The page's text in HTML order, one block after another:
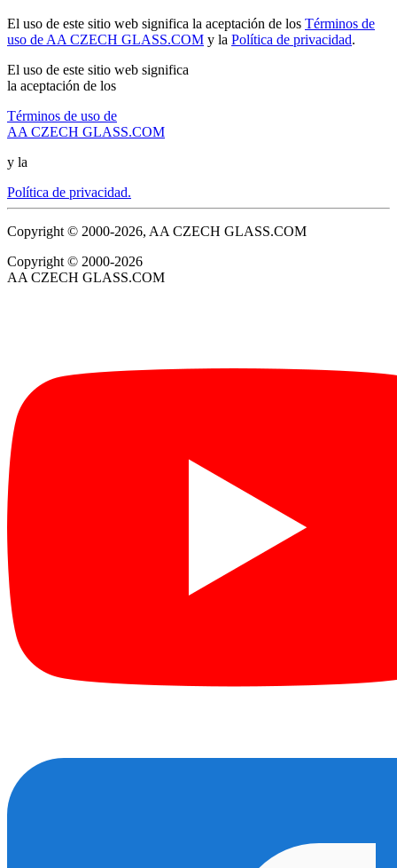
El uso de este sitio web significa la aceptación de los Términos de
uso de AA CZECH GLASS.COM y la Política de privacidad.
El uso de este sitio web significa
la aceptación de los
Términos de uso de
AA CZECH GLASS.COM
y la
Política de privacidad.
Copyright © 2000-2026, AA CZECH GLASS.COM
Copyright © 2000-2026
AA CZECH GLASS.COM